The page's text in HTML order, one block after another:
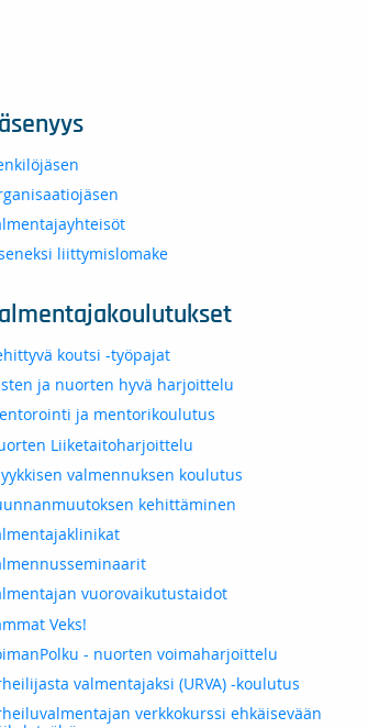
liittymislomake
koutsi -työpajat
ja nuorten hyvä harjoittelu
ja mentorikoulutus
Liiketaitoharjoittelu
valmennuksen koulutus
kehittäminen
vuorovaikutustaidot
Veks!
- nuorten voimaharjoittelu
valmentajaksi (URVA) -koulutus
verkkokurssi ehkäisevään